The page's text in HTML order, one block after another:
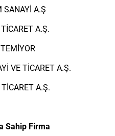
SANAYİ A.Ş
A.Ş.
VE TİCARET A.Ş.
A.Ş.
Sahip Firma